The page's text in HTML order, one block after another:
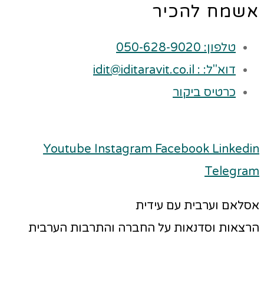
אשמח להכיר
טלפון: 050-628-9020
דוא"ל: : idit@iditaravit.co.il
כרטיס ביקור
Youtube Instagram Facebook Linkedin
Telegram
אסלאם וערבית עם עידית
הרצאות וסדנאות על החברה והתרבות הערבית